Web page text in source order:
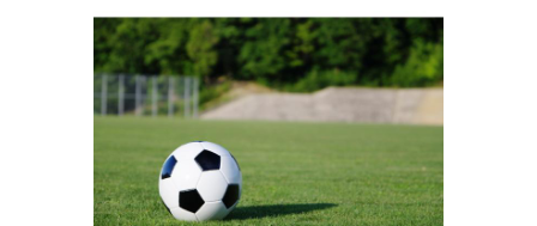
リカちゃんはやっぱり凄い！
トップスは最新の代表ユニフォームを着
白色です。これらのスポーティな雰囲気
に、レースのスカートやシュシュを合わ
せ、女の子らしくまとめています。さすが